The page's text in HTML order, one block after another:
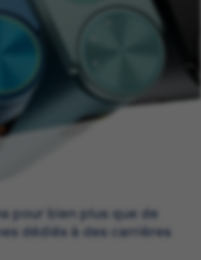
pour bien plus que de
dédiés à des carrières